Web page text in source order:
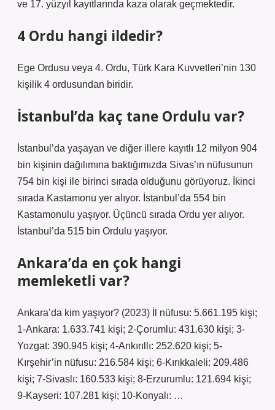
ve 17. yüzyıl kayıtlarında kaza olarak geçmektedir.
4 Ordu hangi ildedir?
Ege Ordusu veya 4. Ordu, Türk Kara Kuvvetleri’nin 130
kişilik 4 ordusundan biridir.
İstanbul’da kaç tane Ordulu var?
İstanbul’da yaşayan ve diğer illere kayıtlı 12 milyon 904
bin kişinin dağılımına baktığımızda Sivas’ın nüfusunun
754 bin kişi ile birinci sırada olduğunu görüyoruz. İkinci
sırada Kastamonu yer alıyor. İstanbul’da 554 bin
Kastamonulu yaşıyor. Üçüncü sırada Ordu yer alıyor.
İstanbul’da 515 bin Ordulu yaşıyor.
Ankara’da en çok hangi
memleketli var?
Ankara’da kim yaşıyor? (2023) İl nüfusu: 5.661.195 kişi;
1-Ankara: 1.633.741 kişi; 2-Çorumlu: 431.630 kişi; 3-
Yozgat: 390.945 kişi; 4-Ankırıllı: 252.620 kişi; 5-
Kırşehir’in nüfusu: 216.584 kişi; 6-Kırıkkaleli: 209.486
kişi; 7-Sivaslı: 160.533 kişi; 8-Erzurumlu: 121.694 kişi;
9-Kayseri: 107.281 kişi; 10-Konyalı: …